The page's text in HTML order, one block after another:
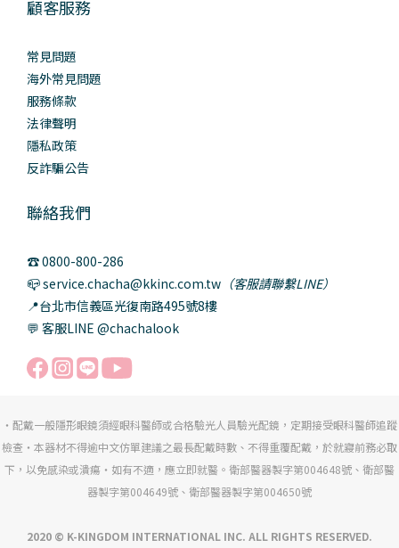
顧客服務
常見問題
海外常見問題
服務條款
法律聲明
隱私政策
反詐騙公告
聯絡我們
☎️ 0800-800-286
📪 service.chacha@kkinc.com.tw （客服請聯繫LINE）
📍台北市信義區光復南路495號8樓
💬 客服LINE @chachalook
・配戴一般隱形眼鏡須經眼科醫師或合格驗光人員驗光配鏡，定期接受眼科醫師追蹤
檢查・本器材不得逾中文仿單建議之最長配戴時數、不得重覆配戴，於就寢前務必取
下，以免感染或潰瘍・如有不適，應立即就醫。衛部醫器製字第004648號、衛部醫
器製字第004649號、衛部醫器製字第004650號
2020 © K-KINGDOM INTERNATIONAL INC. ALL RIGHTS RESERVED.